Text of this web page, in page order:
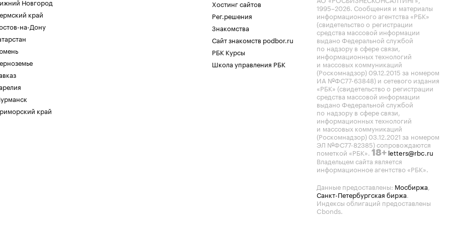
Новгород
край
на-Дону
край
Хостинг сайтов
Рег.решения
Знакомства
Сайт знакомств podbor.ru
РБК Курсы
Школа управления РБК
1995–2026. Сообщения и материалы
информационного агентства «РБК»
(свидетельство о регистрации
средства массовой информации
выдано Федеральной службой
по надзору в сфере связи,
информационных технологий
и массовых коммуникаций
(Роскомнадзор) 09.12.2015 за номером
ИА №ФС77-63848) и сетевого издания
«РБК» (свидетельство о регистрации
средства массовой информации
выдано Федеральной службой
по надзору в сфере связи,
информационных технологий
и массовых коммуникаций
(Роскомнадзор) 03.12.2021 за номером
ЭЛ №ФС77-82385) сопровождаются
пометкой «РБК». 18+ letters@rbc.ru
Владельцем сайта является
информационное агентство «РБК».
Данные предоставлены: Мосбиржа,
Санкт-Петербургская биржа.
Индексы облигаций предоставлены
Cbonds.